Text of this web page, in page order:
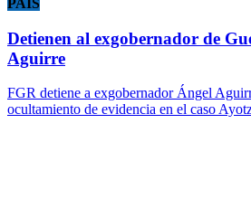
Detienen al exgobernador de
Aguirre
FGR detiene a exgobernador Ángel
ocultamiento de evidencia en el caso